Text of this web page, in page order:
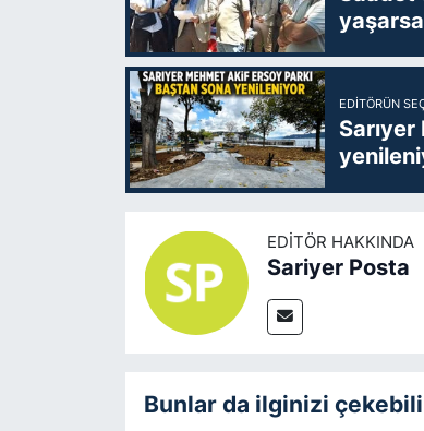
EDITÖRÜN
EDITÖR HAKKINDA
Sariyer Posta
Bunlar da ilginizi